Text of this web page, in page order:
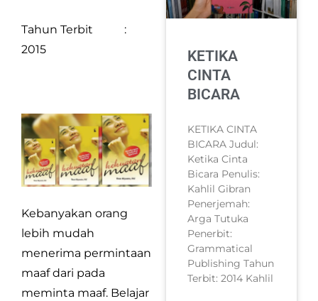
Tahun Terbit :
2015
Kebanyakan orang
lebih mudah
menerima permintaan
maaf dari pada
meminta maaf. Belajar
KETIKA
CINTA
BICARA
KETIKA CINTA
BICARA Judul:
Ketika Cinta
Bicara Penulis:
Kahlil Gibran
Penerjemah:
Arga Tutuka
Penerbit:
Grammatical
Publishing Tahun
Terbit: 2014 Kahlil